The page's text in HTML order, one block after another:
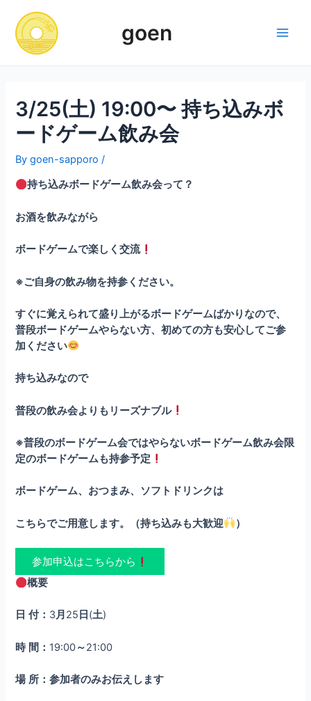
content
goen
3/25(土) 19:00〜 持ち込みボ
ードゲーム飲み会
Bygoen-sapporo/
持ち込みボードゲーム飲み会って？
お酒を飲みながら
ボードゲームで楽しく交流
※ご自身の飲み物を持参ください。
すぐに覚えられて盛り上がるボードゲームばかりなので、
普段ボードゲームやらない方、初めての方も安心してご参
加ください
持ち込みなので
普段の飲み会よりもリーズナブル
※普段のボードゲーム会ではやらないボードゲーム飲み会限
定のボードゲームも持参予定
ボードゲーム、おつまみ、ソフトドリンクは
こちらでご用意します。（持ち込みも大歓迎 ）
参加申込はこちらから
概要
日 付： 3月 25 日 (土)
時 間： 19:00～21:00
場 所：参加者のみお伝えします